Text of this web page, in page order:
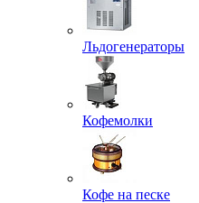
Льдогенераторы
Кофемолки
Кофе на песке